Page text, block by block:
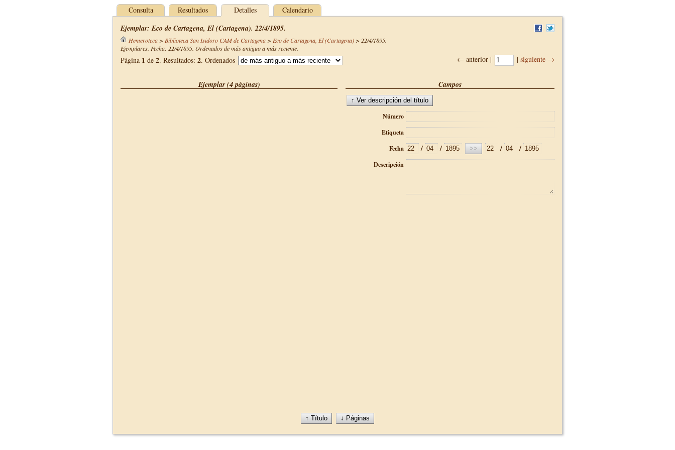
Consulta Resultados Detalles Calendario
Ejemplar: Eco de Cartagena, El (Cartagena). 22/4/1895.
Hemeroteca> Biblioteca San Isidoro CAM de Cartagena> Eco de Cartagena, El (Cartagena)> 22/4/1895.
Ejemplares. Fecha: 22/4/1895. Ordenados de más antiguo a más reciente.
← anterior | | siguiente →
Página 1 de 2. Resultados: 2. Ordenados
Ejemplar (4 páginas) Campos
Número
Etiqueta
Fecha
/ / / /
Descripción